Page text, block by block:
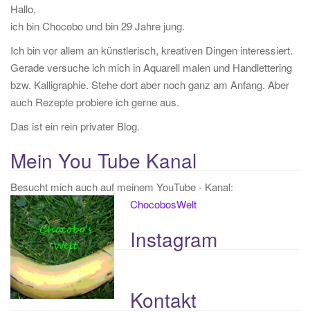
e
n
a
c
h
Hallo,
ich bin Chocobo und bin 29 Jahre jung.
Ich bin vor allem an künstlerisch, kreativen Dingen interessiert.
Gerade versuche ich mich in Aquarell malen und Handlettering
bzw. Kalligraphie. Stehe dort aber noch ganz am Anfang. Aber
auch Rezepte probiere ich gerne aus.
Das ist ein rein privater Blog.
Mein You Tube Kanal
Besucht mich auch auf meinem YouTube - Kanal:
ChocobosWelt
Instagram
Kontakt